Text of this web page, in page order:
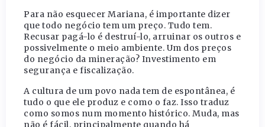
Para não esquecer Mariana, é importante dizer
que todo negócio tem um preço. Tudo tem.
Recusar pagá-lo é destruí-lo, arruinar os outros e
possivelmente o meio ambiente. Um dos preços
do negócio da mineração? Investimento em
segurança e fiscalização.
A cultura de um povo nada tem de espontânea, é
tudo o que ele produz e como o faz. Isso traduz
como somos num momento histórico. Muda, mas